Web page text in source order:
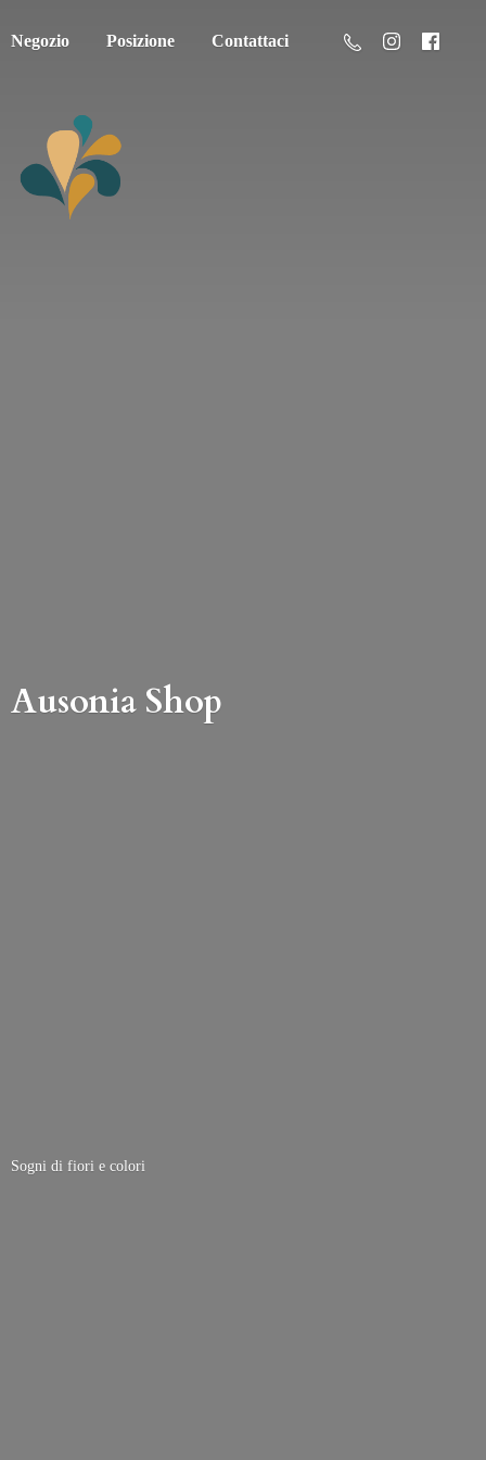
Negozio Posizione Contattaci
Ausonia Shop
Sogni di fiori e colori